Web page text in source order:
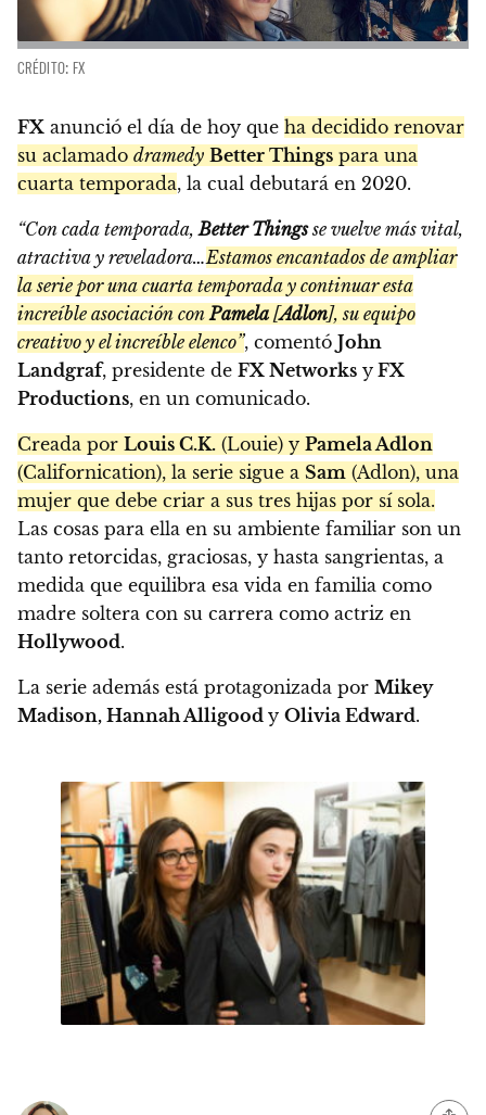
CRÉDITO: FX
FX anunció el día de hoy que ha decidido renovar
su aclamado dramedy Better Things para una
cuarta temporada, la cual debutará en 2020.
“Con cada temporada,Better Thingsse vuelve más vital,
atractiva y reveladora…Estamos encantados de ampliar
la serie por una cuarta temporada y continuar esta
increíble asociación conPamela [Adlon], su equipo
creativo y el increíble elenco”, comentó John
Landgraf, presidente de FX Networks y FX
Productions, en un comunicado.
Creada por Louis C.K. (Louie) y Pamela Adlon
(Californication), la serie sigue a Sam (Adlon), una
mujer que debe criar a sus tres hijas por sí sola.
Las cosas para ella en su ambiente familiar son un
tanto retorcidas, graciosas, y hasta sangrientas, a
medida que equilibra esa vida en familia como
madre soltera con su carrera como actriz en
Hollywood.
La serie además está protagonizada por Mikey
Madison, Hannah Alligood y Olivia Edward.